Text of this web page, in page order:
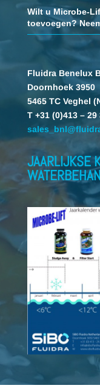
Wilt u Microbe-
toevoegen?
Fluidra Benelux
Doornhoek 3950
5465 TC Veghel
T +31 (0)413 – 29
JAARLIJKSE